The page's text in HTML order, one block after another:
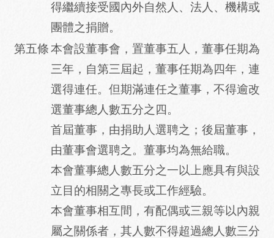
得繼續接受國內外自然人、法人、機構或
團體之捐贈。
第五條本會設董事會，置董事五人，董事任期為
三年，自第三屆起，董事任期為四年，連
選得連任。但期滿連任之董事，不得逾改
選董事總人數五分之四。
首屆董事，由捐助人選聘之；後屆董事，
由董事會選聘之。董事均為無給職。
本會董事總人數五分之一以上應具有與設
立目的相關之專長或工作經驗。
本會董事相互間，有配偶或三親等以內親
屬之關係者，其人數不得超過總人數三分